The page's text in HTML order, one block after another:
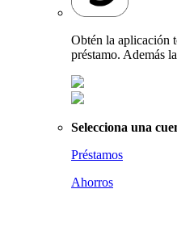
Obtén la aplicación
préstamo. Además
Selecciona una
Préstamos
Ahorros